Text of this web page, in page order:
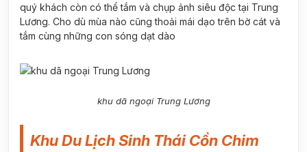
quý khách còn có thể tắm và chụp ảnh siêu độc tại Trung
Lương. Cho dù mùa nào cũng thoải mái dạo trên bờ cát và
tắm cùng những con sóng dạt dào
khu dã ngoại Trung Lương
Khu Du Lịch Sinh Thái Cồn Chim